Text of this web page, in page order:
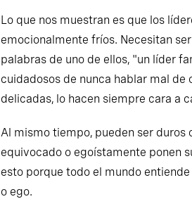
Lo que nos muestran es que los
emocionalmente fríos. Necesitan
palabras de uno de ellos, "un líder
cuidadosos de nunca hablar mal
delicadas, lo hacen siempre cara a
Al mismo tiempo, pueden ser duros
equivocado o egoístamente ponen
esto porque todo el mundo
o ego.